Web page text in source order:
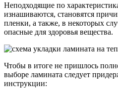
Неподходящие по
изнашиваются, становятся
пленки, а также, в некоторых
опасные для здоровья вещества.
Чтобы в итоге не пришлось
выборе ламината следует
инструкции: